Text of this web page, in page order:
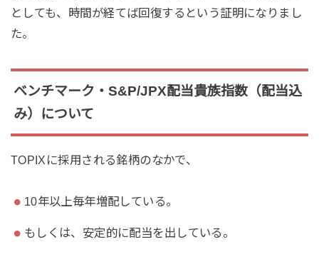
としても、時間が経てば回復するという証明になりまし
た。
ベンチマーク・S&P/JPX配当貴族指数（配当込
み）について
TOPIXに採用される銘柄のなかで、
10年以上毎年増配している。
もしくは、安定的に配当を出している。